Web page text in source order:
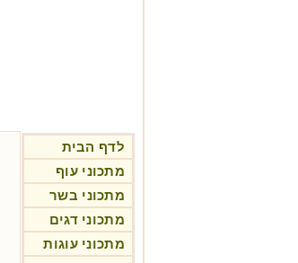
לדף הבית
מתכוני עוף
מתכוני בשר
מתכוני דגים
מתכוני עוגות